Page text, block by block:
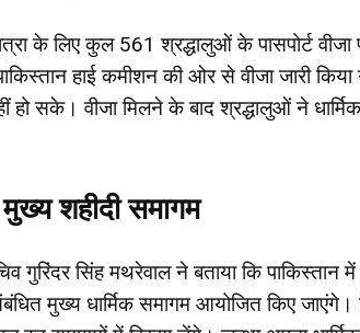
के लिए कुल 561 श्रद्धालुओं के पासपोर्ट
हाई कमीशन की ओर से वीजा जारी
सके। वीजा मिलने के बाद श्रद्धालुओं ने
शहीदी समागम
गुरिंदर सिंह मथरेवाल ने बताया कि
मुख्य धार्मिक समागम आयोजित किए जाएंगे।